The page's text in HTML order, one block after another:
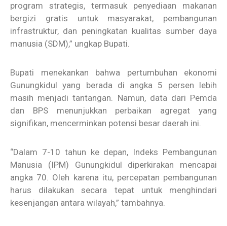
program strategis, termasuk penyediaan makanan
bergizi gratis untuk masyarakat, pembangunan
infrastruktur, dan peningkatan kualitas sumber daya
manusia (SDM),” ungkap Bupati.
Bupati menekankan bahwa pertumbuhan ekonomi
Gunungkidul yang berada di angka 5 persen lebih
masih menjadi tantangan. Namun, data dari Pemda
dan BPS menunjukkan perbaikan agregat yang
signifikan, mencerminkan potensi besar daerah ini.
“Dalam 7-10 tahun ke depan, Indeks Pembangunan
Manusia (IPM) Gunungkidul diperkirakan mencapai
angka 70. Oleh karena itu, percepatan pembangunan
harus dilakukan secara tepat untuk menghindari
kesenjangan antara wilayah,” tambahnya.